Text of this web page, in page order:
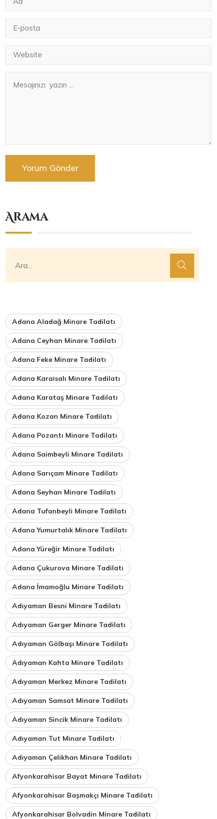
Arama
Adana Aladağ Minare Tadilatı
Adana Ceyhan Minare Tadilatı
Adana Feke Minare Tadilatı
Adana Karaisalı Minare Tadilatı
Adana Karataş Minare Tadilatı
Adana Kozan Minare Tadilatı
Adana Pozantı Minare Tadilatı
Adana Saimbeyli Minare Tadilatı
Adana Sarıçam Minare Tadilatı
Adana Seyhan Minare Tadilatı
Adana Tufanbeyli Minare Tadilatı
Adana Yumurtalık Minare Tadilatı
Adana Yüreğir Minare Tadilatı
Adana Çukurova Minare Tadilatı
Adana İmamoğlu Minare Tadilatı
Adıyaman Besni Minare Tadilatı
Adıyaman Gerger Minare Tadilatı
Adıyaman Gölbaşı Minare Tadilatı
Adıyaman Kahta Minare Tadilatı
Adıyaman Merkez Minare Tadilatı
Adıyaman Samsat Minare Tadilatı
Adıyaman Sincik Minare Tadilatı
Adıyaman Tut Minare Tadilatı
Adıyaman Çelikhan Minare Tadilatı
Afyonkarahisar Bayat Minare Tadilatı
Afyonkarahisar Başmakçı Minare Tadilatı
Afyonkarahisar Bolvadin Minare Tadilatı